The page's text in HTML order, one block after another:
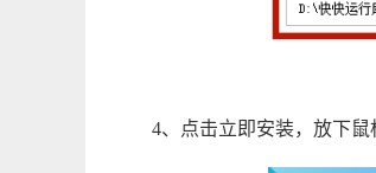
4、点击立即安装，放下